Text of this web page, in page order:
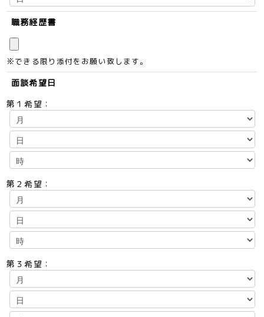
職務経歴書
※できる限り添付をお願い致します。
面談希望日
第１希望：
第２希望：
第３希望：